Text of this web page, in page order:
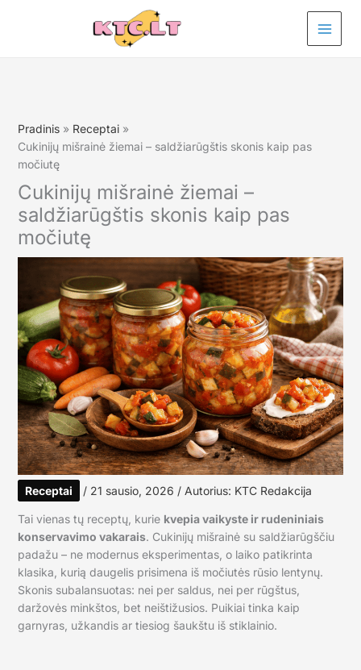
Pradinis
Receptai
Cukinijų mišrainė žiemai – saldžiarūgštis skonis kaip pas
močiutę
Cukinijų mišrainė žiemai –
saldžiarūgštis skonis kaip pas
močiutę
Receptai / 21 sausio, 2026 / Autorius: KTC Redakcija
Tai vienas tų receptų, kurie kvepia vaikyste ir rudeniniais
konservavimo vakarais. Cukinijų mišrainė su saldžiarūgščiu
padažu – ne modernus eksperimentas, o laiko patikrinta
klasika, kurią daugelis prisimena iš močiutės rūsio lentynų.
Skonis subalansuotas: nei per saldus, nei per rūgštus,
daržovės minkštos, bet neištižusios. Puikiai tinka kaip
garnyras, užkandis ar tiesiog šaukštu iš stiklainio.